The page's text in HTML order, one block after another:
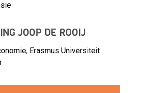
JOOP DE ROOIJ
Erasmus Universiteit